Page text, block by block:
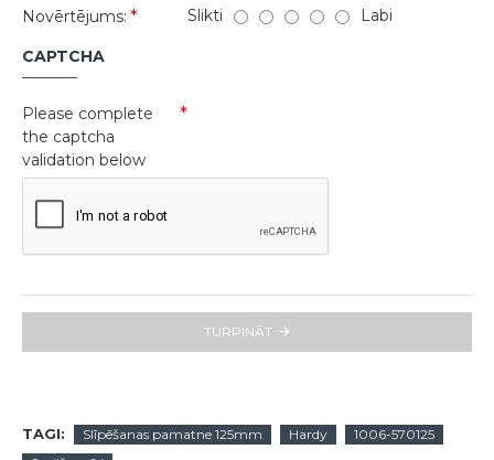
Novērtējums:
Slikti Labi
CAPTCHA
Please complete
the captcha
validation below
TURPINĀT
TAGI: Slīpēšanas pamatne 125mm Hardy
1006-570125